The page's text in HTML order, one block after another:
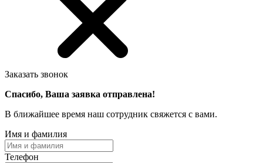
Заказать звонок
Спасибо, Ваша заявка отправлена!
В ближайшее время наш сотрудник свяжется с вами.
Имя и фамилия
Телефон